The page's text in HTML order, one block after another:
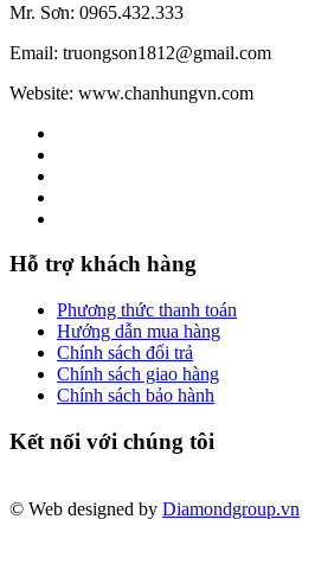
Mr. Sơn: 0965.432.333
Email: truongson1812@gmail.com
Website: www.chanhungvn.com
Hỗ trợ khách hàng
Phương thức thanh toán
Hướng dẫn mua hàng
Chính sách đổi trả
Chính sách giao hàng
Chính sách bảo hành
Kết nối với chúng tôi
© Web designed by Diamondgroup.vn